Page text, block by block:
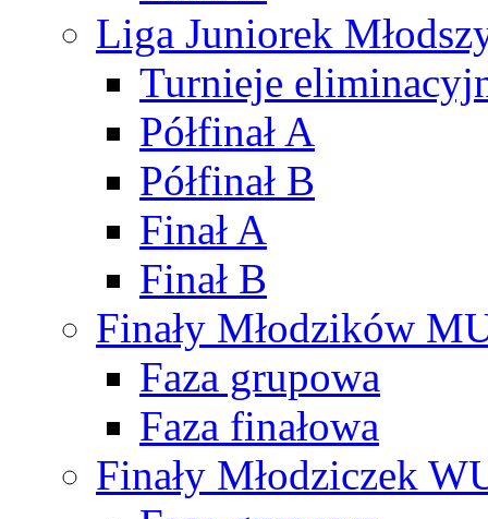
Liga Juniorek
Turnieje
Półfinał A
Półfinał B
Finał A
Finał B
Finały Młodzików
Faza grupowa
Faza finałowa
Finały Młodziczek